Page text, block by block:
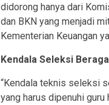
didorong hanya dari
dan BKN yang menjadi
Kementerian Keuangan
Kendala Seleksi
“Kendala teknis seleksi
yang harus dipenuhi